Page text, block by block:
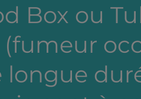
Box ou
(fumeur
longue